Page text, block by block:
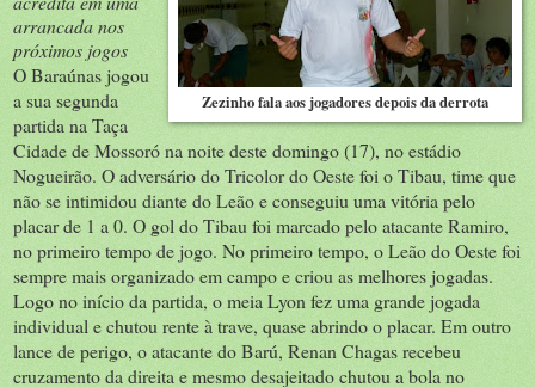
Zezinho fala aos jogadores depois da derrota
arrancada nos
próximos jogos
O Baraúnas jogou
a sua segunda
partida na Taça
Cidade de Mossoró na noite deste domingo (17), no estádio
Nogueirão. O adversário do Tricolor do Oeste foi o Tibau, time que
não se intimidou diante do Leão e conseguiu uma vitória pelo
placar de 1 a 0. O gol do Tibau foi marcado pelo atacante Ramiro,
no primeiro tempo de jogo. No primeiro tempo, o Leão do Oeste foi
sempre mais organizado em campo e criou as melhores jogadas.
Logo no início da partida, o meia Lyon fez uma grande jogada
individual e chutou rente à trave, quase abrindo o placar. Em outro
lance de perigo, o atacante do Barú, Renan Chagas recebeu
cruzamento da direita e mesmo desajeitado chutou a bola no